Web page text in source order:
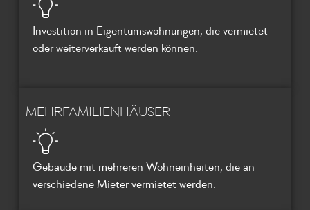
Investition in Eigentumswohnungen, die vermietet
oder weiterverkauft werden können.
MEHRFAMILIENHÄUSER
Gebäude mit mehreren Wohneinheiten, die an
verschiedene Mieter vermietet werden.